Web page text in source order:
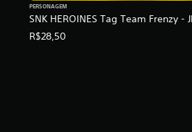
7
SNK HEROINES Tag Team Frenzy -
PERSONAGEM
R$28,50